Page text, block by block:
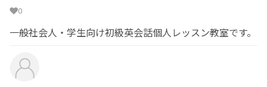
0
一般社会人・学生向け初級英会話個人レッスン教室です。